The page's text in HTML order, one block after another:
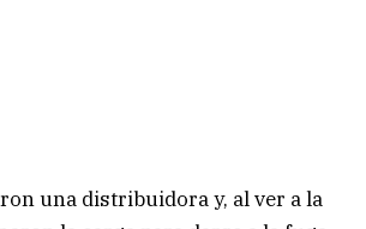
una distribuidora y, al ver a la